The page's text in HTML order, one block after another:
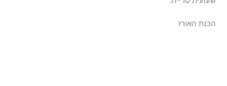
הכנת האורז